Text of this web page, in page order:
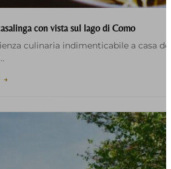
con vista sul lago di Como
culinaria indimenticabile a casa
→